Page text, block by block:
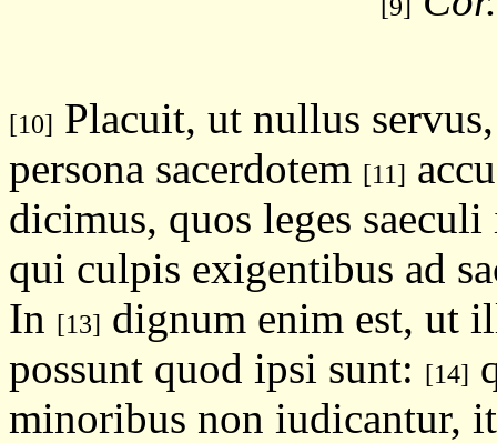
[9]
[10] Placuit, ut nullus
persona sacerdotem [11]
dicimus, quos leges
qui culpis exigentibus ad
In [13] dignum enim est, ut
possunt quod ipsi sunt: [14]
minoribus non iudicantur,